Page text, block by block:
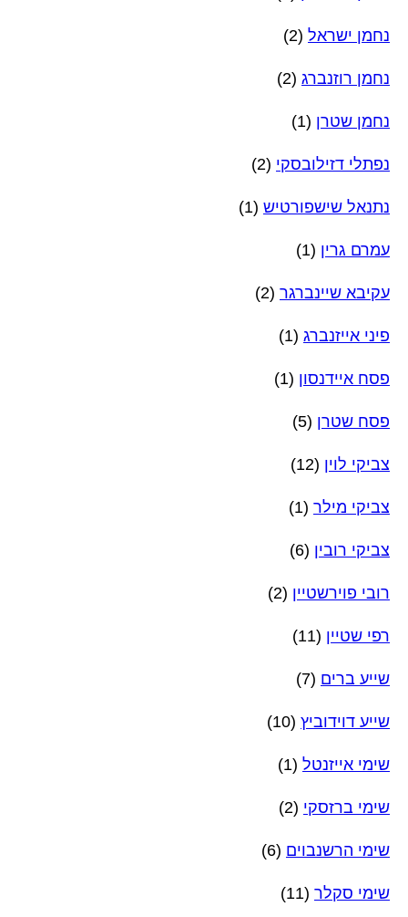
נחמן ישראל (2)
נחמן רוזנברג (2)
נחמן שטרן (1)
נפתלי דזילובסקי (2)
נתנאל שישפורטיש (1)
עמרם גרין (1)
עקיבא שיינברגר (2)
פיני אייזנברג (1)
פסח איידנסון (1)
פסח שטרן (5)
צביקי לוין (12)
צביקי מילר (1)
צביקי רובין (6)
רובי פוירשטיין (2)
רפי שטיין (11)
שייע ברים (7)
שייע דוידוביץ (10)
שימי אייזנטל (1)
שימי ברזסקי (2)
שימי הרשנבוים (6)
שימי סקלר (11)